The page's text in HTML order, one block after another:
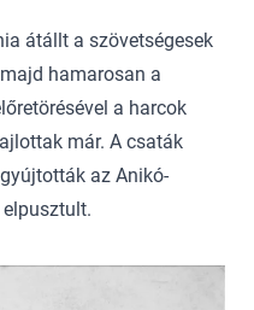
átállt a szövetségesek
hamarosan a
a harcok
már. A csaták
az Anikó-